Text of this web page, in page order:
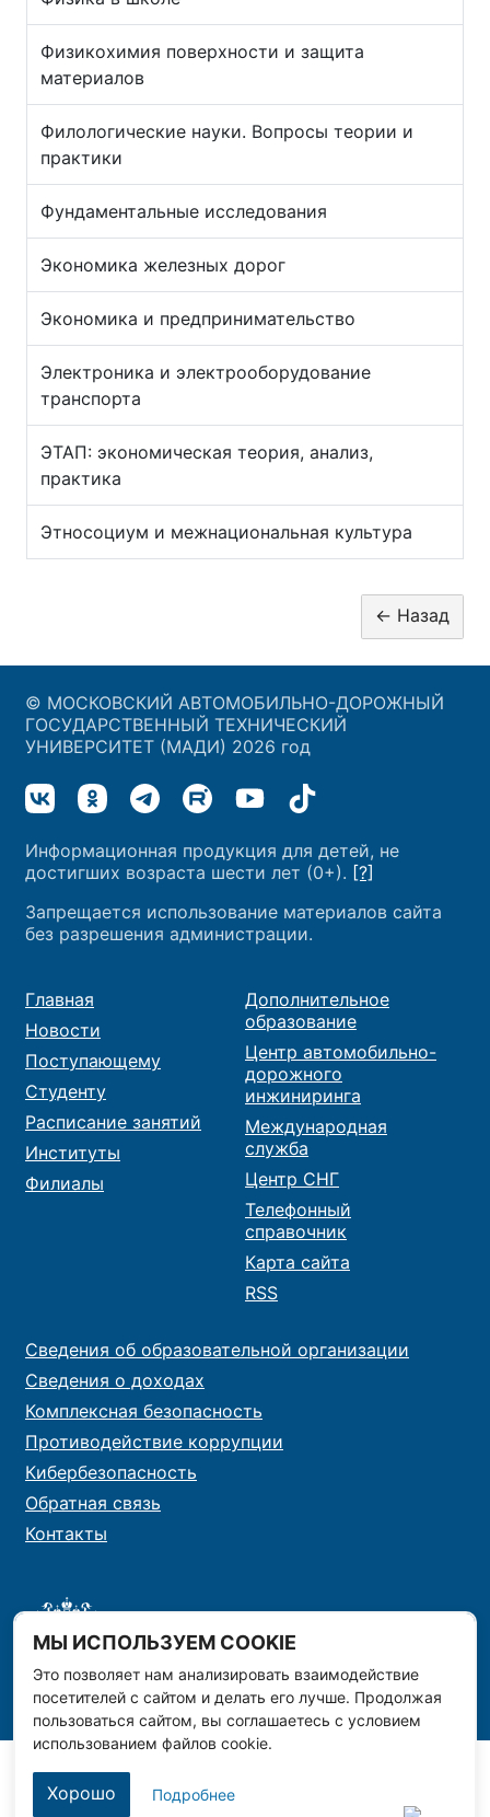
Физикохимия поверхности и защита
материалов
Филологические науки. Вопросы теории и
практики
Фундаментальные исследования
Экономика железных дорог
Экономика и предпринимательство
Электроника и электрооборудование
транспорта
ЭТАП: экономическая теория, анализ,
практика
Этносоциум и межнациональная культура
МЫ ИСПОЛЬЗУЕМ COOKIE
Это позволяет нам анализировать взаимодействие
посетителей с сайтом и делать его лучше. Продолжая
пользоваться сайтом, вы соглашаетесь с условием
использованием файлов cookie.
Хорошо Подробнее
© МОСКОВСКИЙ АВТОМОБИЛЬНО-ДОРОЖНЫЙ
ГОСУДАРСТВЕННЫЙ ТЕХНИЧЕСКИЙ
УНИВЕРСИТЕТ (МАДИ) 2026 год
Информационная продукция для детей, не
достигших возраста шести лет (0+). [?]
Запрещается использование материалов сайта
без разрешения администрации.
Главная
Новости
Поступающему
Студенту
Расписание занятий
Институты
Филиалы
Дополнительное
образование
Центр автомобильно-
дорожного
инжиниринга
Международная
служба
Центр СНГ
Телефонный
справочник
Карта сайта
RSS
Сведения об образовательной организации
Сведения о доходах
Комплексная безопасность
Противодействие коррупции
Кибербезопасность
Обратная связь
Контакты